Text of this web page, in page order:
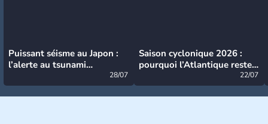
Puissant séisme au Japon :
l’alerte au tsunami
28/07
Saison cyclonique 2026 :
pourquoi l’Atlantique reste
22/07